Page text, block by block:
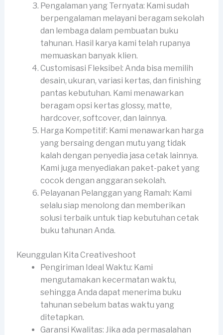
Pengalaman yang Ternyata: Kami sudah
berpengalaman melayani beragam sekolah
dan lembaga dalam pembuatan buku
tahunan. Hasil karya kami telah rupanya
memuaskan banyak klien.
Customisasi Fleksibel: Anda bisa memilih
desain, ukuran, variasi kertas, dan finishing
pantas kebutuhan. Kami menawarkan
beragam opsi kertas glossy, matte,
hardcover, softcover, dan lainnya.
Harga Kompetitif: Kami menawarkan harga
yang bersaing dengan mutu yang tidak
kalah dengan penyedia jasa cetak lainnya.
Kami juga menyediakan paket-paket yang
cocok dengan anggaran sekolah.
Pelayanan Pelanggan yang Ramah: Kami
selalu siap menolong dan memberikan
solusi terbaik untuk tiap kebutuhan cetak
buku tahunan Anda.
Keunggulan Kita Creativeshoot
Pengiriman Ideal Waktu: Kami
mengutamakan kecermatan waktu,
sehingga Anda dapat menerima buku
tahunan sebelum batas waktu yang
ditetapkan.
Garansi Kwalitas: Jika ada permasalahan